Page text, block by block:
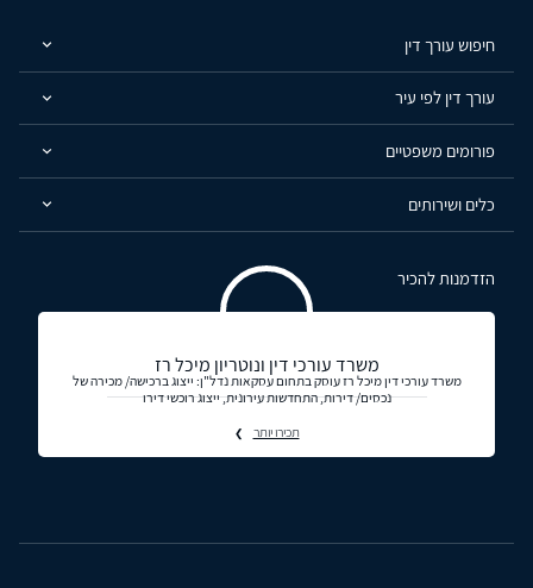
חיפוש עורך דין
עורך דין לפי עיר
פורומים משפטיים
כלים ושירותים
הזדמנות להכיר
משרד עורכי דין ונוטריון מיכל רז
משרד עורכי דין מיכל רז עוסק בתחום עסקאות נדל"ן: ייצוג ברכישה/ מכירה של
נכסים/ דירות, התחדשות עירונית, ייצוג רוכשי דירו
תכירו יותר